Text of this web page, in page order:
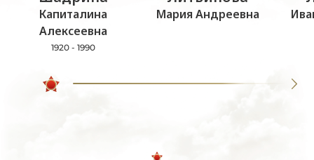
Капиталина
Алексеевна
1920 - 1990
Мария Андреевна